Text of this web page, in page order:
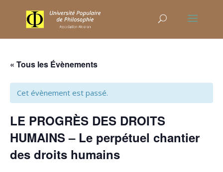
« Tous les Évènements
Cet évènement est passé.
LE PROGRÈS DES DROITS
HUMAINS – Le perpétuel chantier
des droits humains